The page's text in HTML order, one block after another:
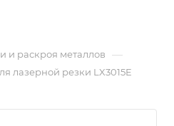
и раскроя металлов —
лазерной резки LX3015E